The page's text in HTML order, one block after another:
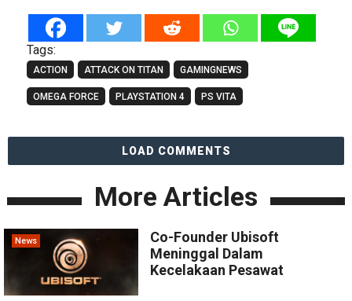
Tags:
ACTION ATTACK ON TITAN GAMINGNEWS
OMEGA FORCE PLAYSTATION 4 PS VITA
LOAD COMMENTS
More Articles
News
Co-Founder Ubisoft
Meninggal Dalam
Kecelakaan Pesawat